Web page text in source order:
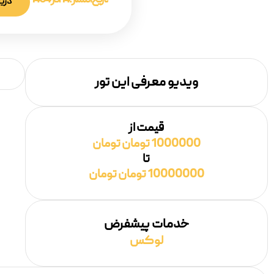
ویدیو معرفی این تور
قیمت از
1000000 تومان تومان
تا
10000000 تومان تومان
خدمات پیشفرض
لوکس